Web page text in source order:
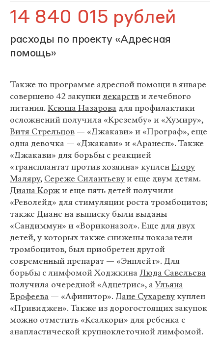
14 840 015 рублей
расходы по проекту «Адресная
помощь»
Также по программе адресной помощи в январе
совершено 42 закупкилекарстви лечебного
питания. Ксюша Назарова для профилактики
осложнений получила «Крезембу» и «Хумиру»,
Витя Стрельцов — «Джакави» и «Програф», еще
одна девочка — «Джакави» и «Аранесп». Также
«Джакави» для борьбы с реакцией
«трансплантат против хозяина» купленЕгору
Маляру, Сереже Силантьевуи еще двум детям.
Диана Коржи еще пять детей получили
«Револейд» для стимуляции роста тромбоцитов;
также Диане на выписку были выданы
«Сандиммун» и «Вориконазол». Еще для двух
детей, у которых также снижены показатели
тромбоцитов, был приобретен другой
современный препарат — «Энплейт». Для
борьбы с лимфомой Ходжкина Люда Савельева
получила очередной «Адцетрис», аУльяна
Ерофеева — «Афинитор». Дане Сухаревукуплен
«Привиджен». Также из дорогостоящих закупок
можно отметить «Ксалкори» для ребенка с
анапластической крупноклеточной лимфомой.